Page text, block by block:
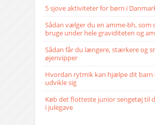
5 sjove aktiviteter for børn i
Sådan vælger du en amme-bh, som
bruge under hele graviditeten og
Sådan får du længere, stærkere og
øjenvipper
Hvordan rytmik kan hjælpe dit barn
udvikle sig
Køb det flotteste junior sengetøj til
i julegave